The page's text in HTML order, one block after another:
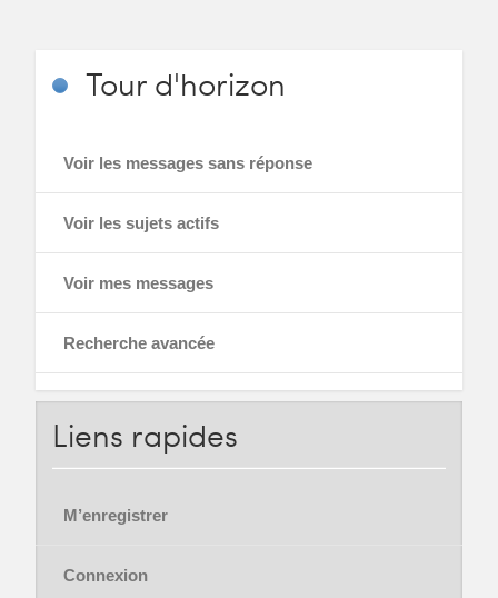
Tourd'horizon
Voir les messages sans réponse
Voir les sujets actifs
Voir mes messages
Recherche avancée
Liens rapides
M’enregistrer
Connexion